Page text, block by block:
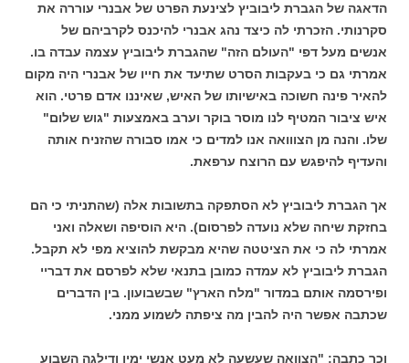
הדאגה של הגברת ליבוביץ לצינעת הפרט של אבנרי עוררה את
סקרנותי. הזכרתי לה כיצד נהג אבנרי להיכנס לקרביהם של
אנשים מעל דפי "העולם הזה" שהגברת ליבוביץ עצמה עבדה בו.
אמרתי גם כי בעקבות הסרט שתיעד את חייו של אבנרי היה מקום
להאיר פינה חשוכה באישיותו של האיש, שאיננו אדם פרטי. הוא
איש ציבור המטיף לנו מוסר בוקר וערב באמצעות "גוש שלום"
שלו. והנה מן הצווואה אנו למדים כי אמו סבורה שהזניח אותה
והעדיף להיפגש עם הרוצח ערפאת.
אך הגברת ליבוביץ לא הסתפקה בתשובות אלה (שהתניתי כי הם
בחזקת שיחה שלא נועדה לפרסום). היא הוסיפה ושאלה ואני
אמרתי לה כי את הציטטה שהיא מבקשת להוציא מפי לא תקבל.
הגברת ליבוביץ לא עמדה כמובן בתנאי שלא לפרסם את דבריי
ופירסמה אותם במדור "מלח הארץ" שבשבועון. בין הדברים
שכתבה אפשר היה להבין מה ציפתה לשמוע ממני.
וכך כתבה: "הצוואה שעשעה לא מעט אנשי ימין ודילגה השבוע